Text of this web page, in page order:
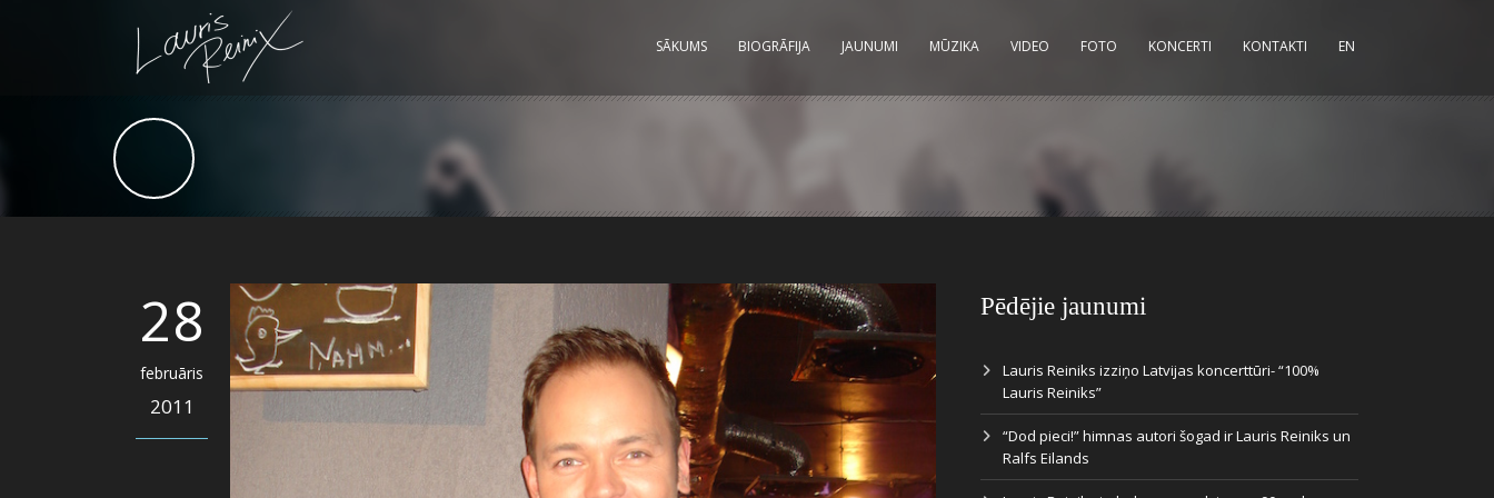
SĀKUMS BIOGRĀFIJA JAUNUMI MŪZIKA VIDEO FOTO KONCERTI KONTAKTI EN
28
februāris
2011
Pēdējie jaunumi
Lauris Reiniks izziņo Latvijas koncerttūri- “100%
Lauris Reiniks”
“Dod pieci!” himnas autori šogad ir Lauris Reiniks un
Ralfs Eilands